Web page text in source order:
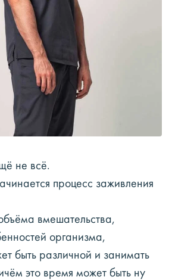
не всё.
процесс заживления
вмешательства,
организма,
быть различной и занимать
это время может быть ну